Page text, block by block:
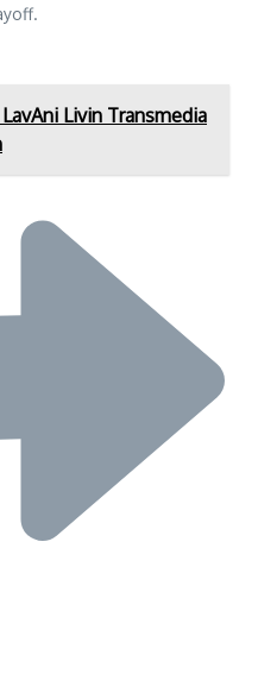
Livin Transmedia